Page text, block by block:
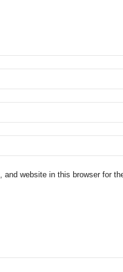
and website in this browser for